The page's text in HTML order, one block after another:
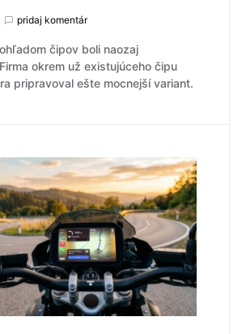
pridaj komentár
čipov boli naozaj
okrem už existujúceho čipu
pripravoval ešte mocnejší variant.